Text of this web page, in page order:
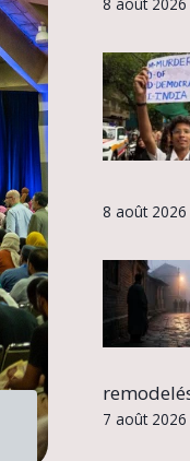
8 août 2026
7 août 2026